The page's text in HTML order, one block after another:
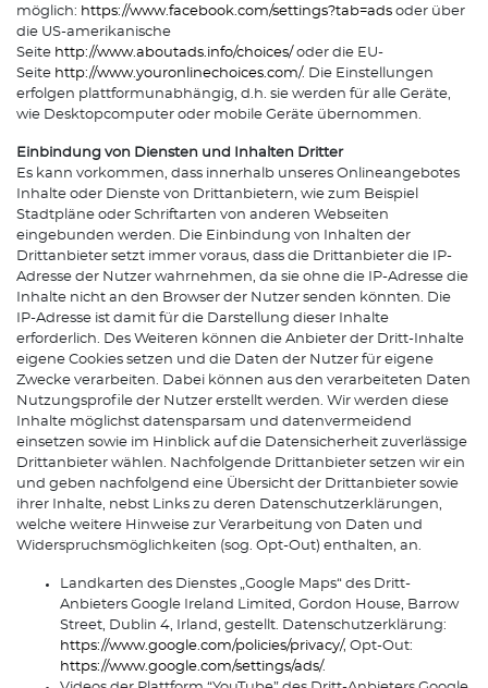
möglich: https://www.facebook.com/settings?tab=ads oder über
die US-amerikanische
Seite http://www.aboutads.info/choices/ oder die EU-
Seite http://www.youronlinechoices.com/. Die Einstellungen
erfolgen plattformunabhängig, d.h. sie werden für alle Geräte,
wie Desktopcomputer oder mobile Geräte übernommen.
Einbindung von Diensten und Inhalten Dritter
Es kann vorkommen, dass innerhalb unseres Onlineangebotes
Inhalte oder Dienste von Drittanbietern, wie zum Beispiel
Stadtpläne oder Schriftarten von anderen Webseiten
eingebunden werden. Die Einbindung von Inhalten der
Drittanbieter setzt immer voraus, dass die Drittanbieter die IP-
Adresse der Nutzer wahrnehmen, da sie ohne die IP-Adresse die
Inhalte nicht an den Browser der Nutzer senden könnten. Die
IP-Adresse ist damit für die Darstellung dieser Inhalte
erforderlich. Des Weiteren können die Anbieter der Dritt-Inhalte
eigene Cookies setzen und die Daten der Nutzer für eigene
Zwecke verarbeiten. Dabei können aus den verarbeiteten Daten
Nutzungsprofile der Nutzer erstellt werden. Wir werden diese
Inhalte möglichst datensparsam und datenvermeidend
einsetzen sowie im Hinblick auf die Datensicherheit zuverlässige
Drittanbieter wählen. Nachfolgende Drittanbieter setzen wir ein
und geben nachfolgend eine Übersicht der Drittanbieter sowie
ihrer Inhalte, nebst Links zu deren Datenschutzerklärungen,
welche weitere Hinweise zur Verarbeitung von Daten und
Widerspruchsmöglichkeiten (sog. Opt-Out) enthalten, an.
Landkarten des Dienstes „Google Maps“ des Dritt-
Anbieters Google Ireland Limited, Gordon House, Barrow
Street, Dublin 4, Irland, gestellt. Datenschutzerklärung:
https://www.google.com/policies/privacy/, Opt-Out:
https://www.google.com/settings/ads/.